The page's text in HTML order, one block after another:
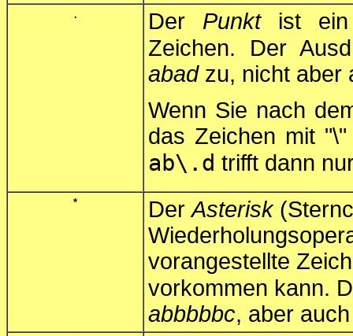
. Der Punktist ein
Zeichen. Der
abadzu, nicht aber
Wenn Sie nach
das Zeichen mit
ab\.d trifft dann
* DerAsterisk
vorangestellte
vorkommen kann.
abbbbbc, aber